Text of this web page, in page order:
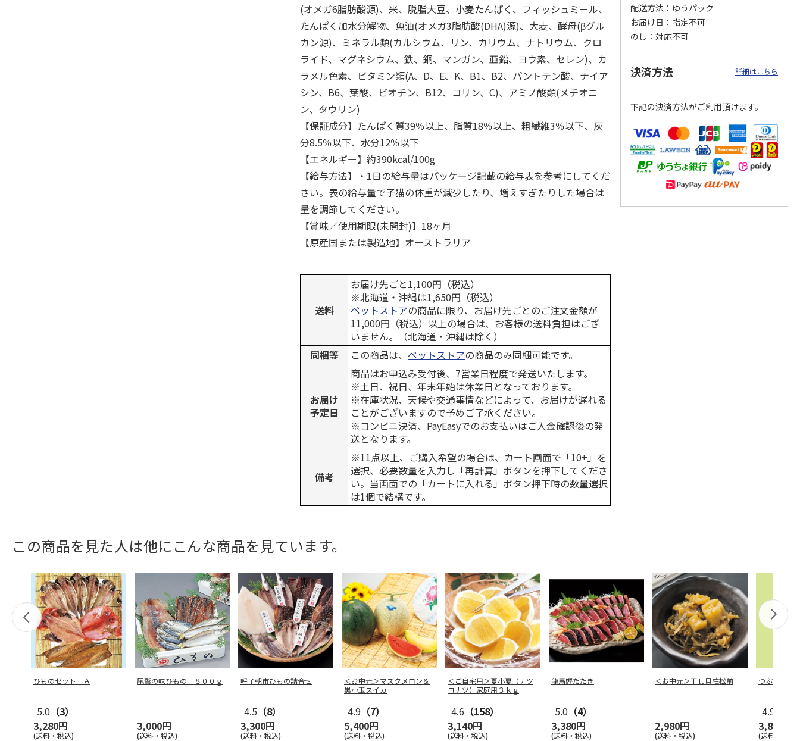
(オメガ6脂肪酸源)、米、脱脂大豆、小麦たんぱく、フィッシュミール、
たんぱく加水分解物、魚油(オメガ3脂肪酸(DHA)源)、大麦、酵母(βグル
カン源)、ミネラル類(カルシウム、リン、カリウム、ナトリウム、クロ
ライド、マグネシウム、鉄、銅、マンガン、亜鉛、ヨウ素、セレン)、カ
ラメル色素、ビタミン類(A、D、E、K、B1、B2、パントテン酸、ナイア
シン、B6、葉酸、ビオチン、B12、コリン、C)、アミノ酸類(メチオニ
ン、タウリン)
【保証成分】たんぱく質39％以上、脂質18％以上、粗繊維3％以下、灰
分8.5％以下、水分12％以下
【エネルギー】約390kcal/100g
【給与方法】・1日の給与量はパッケージ記載の給与表を参考にしてくだ
さい。表の給与量で子猫の体重が減少したり、増えすぎたりした場合は
量を調節してください。
【賞味／使用期限(未開封)】18ヶ月
【原産国または製造地】オーストラリア
送料
お届け先ごと1,100円（税込）
※北海道・沖縄は1,650円（税込）
ペットストアの商品に限り、お届け先ごとのご注文金額が
11,000円（税込）以上の場合は、お客様の送料負担はござ
いません。（北海道・沖縄は除く）
同梱等
この商品は、ペットストアの商品のみ同梱可能です。
お届け
予定日
商品はお申込み受付後、7営業日程度で発送いたします。
※土日、祝日、年末年始は休業日となっております。
※在庫状況、天候や交通事情などによって、お届けが遅れる
ことがございますので予めご了承ください。
※コンビニ決済、PayEasyでのお支払いはご入金確認後の発
送となります。
備考
※11点以上、ご購入希望の場合は、カート画面で「10+」を
選択、必要数量を入力し「再計算」ボタンを押下してくださ
い。当画面での「カートに入れる」ボタン押下時の数量選択
は1個で結構です。
配送方法
ゆうパック
お届け日
指定不可
のし
対応不可
決済方法 詳細はこちら
下記の決済方法がご利用頂けます。
この商品を見た人は他にこんな商品を見ています。
ひものセット Ａ
5.0 （3）
3,280円
(送料・税込)
尾鷲の味ひもの ８００ｇ
3,000円
(送料・税込)
呼子朝市ひもの詰合せ
4.5 （8）
3,300円
(送料・税込)
＜お中元＞マスクメロン＆
黒小玉スイカ
4.9 （7）
5,400円
(送料・税込)
＜ご自宅用＞夏小夏（ナツ
コナツ）家庭用３ｋｇ
4.6 （158）
3,140円
(送料・税込)
龍馬鰹たたき
5.0 （4）
3,380円
(送料・税込)
＜お中元＞干し貝柱松前
2,980円
(送料・税込)
つぶらなカ
4.9
3,880円
(送料・税込)